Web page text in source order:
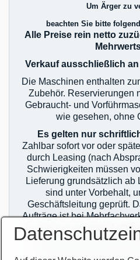
Um Ärger zu
beachten Sie bitte
Alle Preise rein netto
Verkauf ausschließlich
Die Maschinen enthalten
Zubehör. Reservierungen
Gebraucht- und
wie gesehen, ohne
Es gelten nur
Zahlbar sofort vor oder
durch Leasing (nach
Schwierigkeiten müssen
Lieferung grundsätzlich ab
sind unter Vorbehalt,
Geschäftsleitung geprüft.
Aufträge ist bei
jeweils nur der erste
zahlungstechnischer